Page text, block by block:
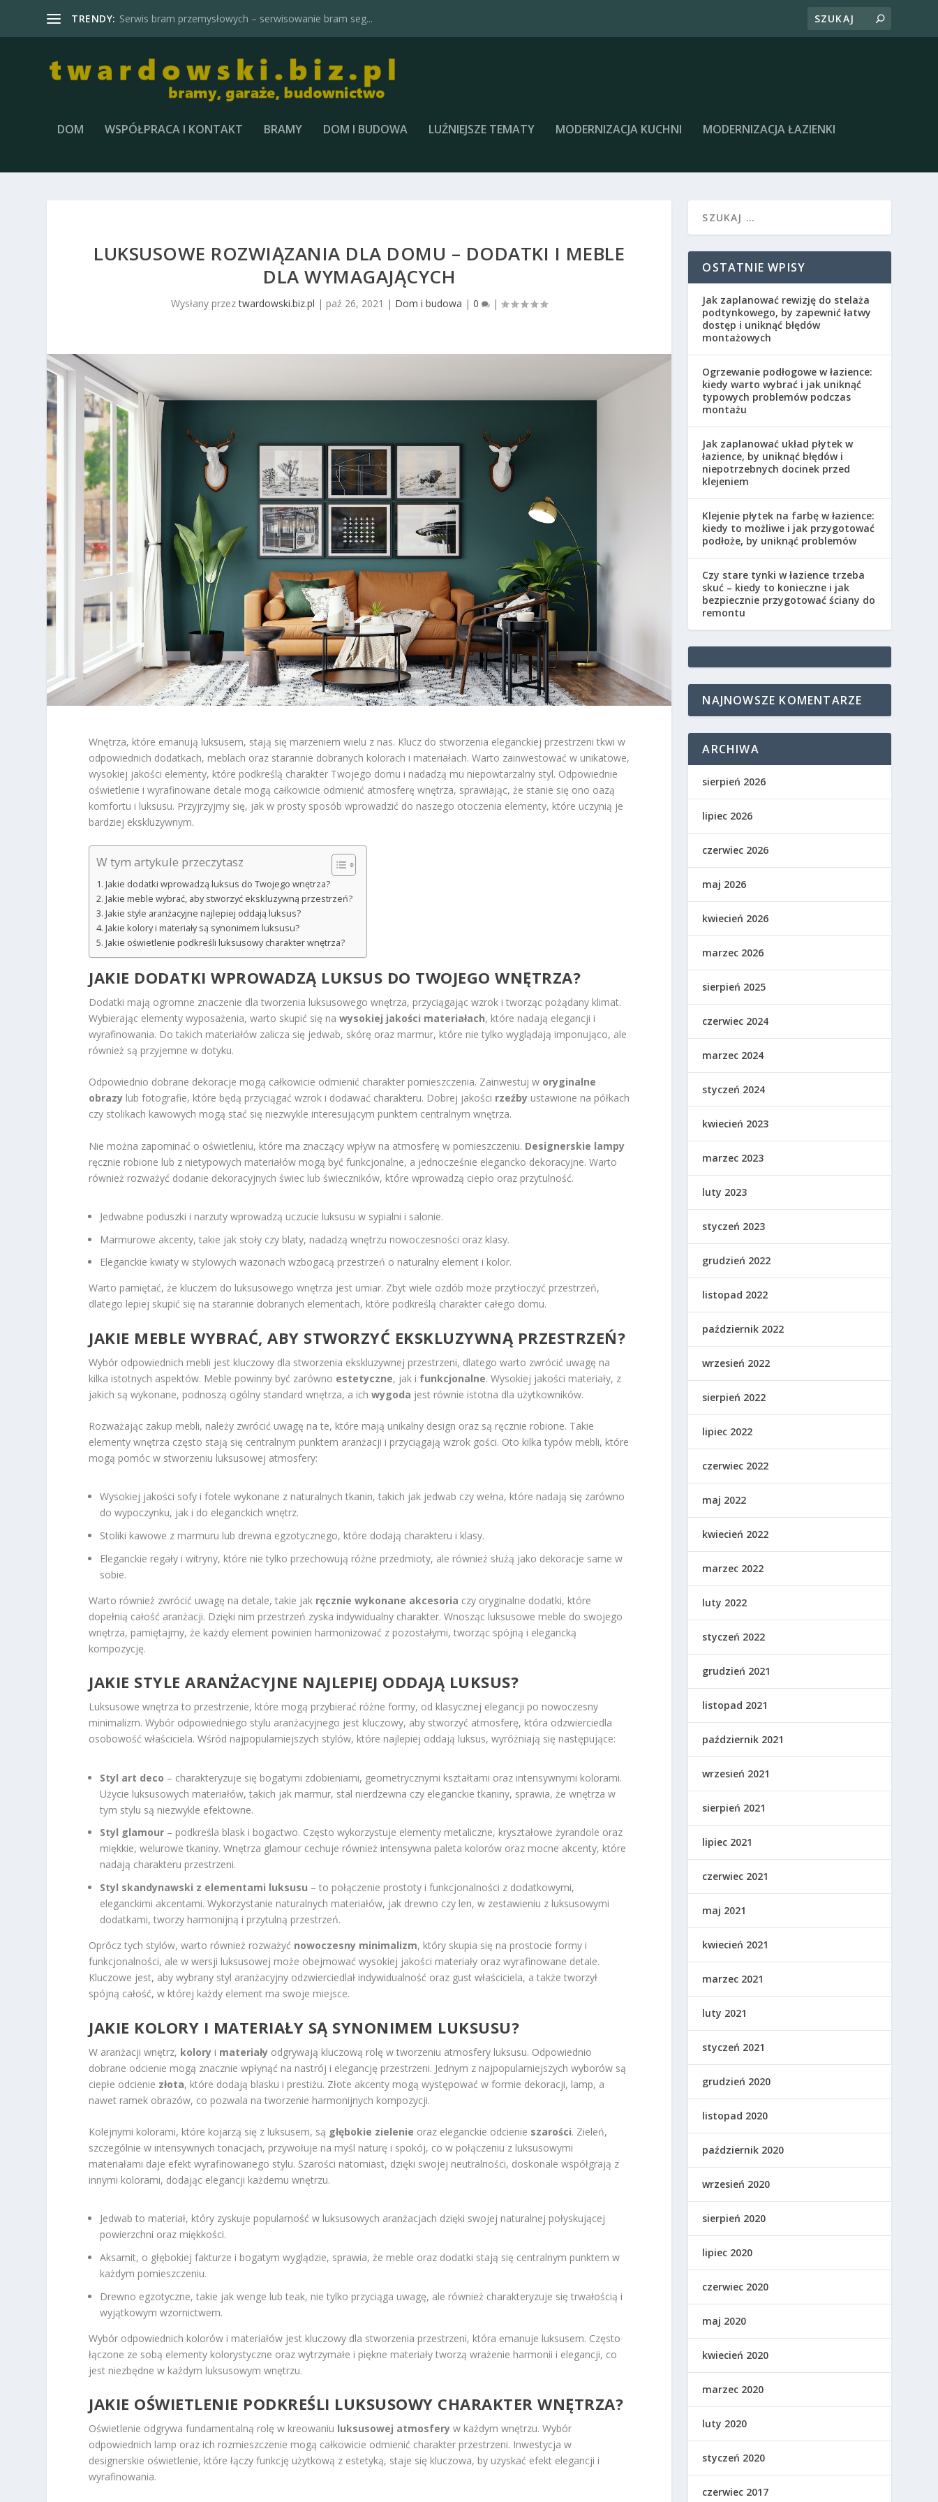
TRENDY: Serwis bram przemysłowych – serwisowanie bram seg...
DOM WSPÓŁPRACA I KONTAKT BRAMY DOM I BUDOWA LUŹNIEJSZE TEMATY MODERNIZACJA KUCHNI MODERNIZACJA ŁAZIENKI
LUKSUSOWE ROZWIĄZANIA DLA DOMU – DODATKI I MEBLE
DLA WYMAGAJĄCYCH
Wysłany przeztwardowski.biz.pl | paź 26, 2021 | Dom i budowa |0 |
Wnętrza, które emanują luksusem, stają się marzeniem wielu z nas. Klucz do stworzenia eleganckiej przestrzeni tkwi w
odpowiednich dodatkach, meblach oraz starannie dobranych kolorach i materiałach. Warto zainwestować w unikatowe,
wysokiej jakości elementy, które podkreślą charakter Twojego domu i nadadzą mu niepowtarzalny styl. Odpowiednie
oświetlenie i wyrafinowane detale mogą całkowicie odmienić atmosferę wnętrza, sprawiając, że stanie się ono oazą
komfortu i luksusu. Przyjrzyjmy się, jak w prosty sposób wprowadzić do naszego otoczenia elementy, które uczynią je
bardziej ekskluzywnym.
W tym artykule przeczytasz
Jakie dodatki wprowadzą luksus do Twojego wnętrza?
Jakie meble wybrać, aby stworzyć ekskluzywną przestrzeń?
Jakie style aranżacyjne najlepiej oddają luksus?
Jakie kolory i materiały są synonimem luksusu?
Jakie oświetlenie podkreśli luksusowy charakter wnętrza?
JAKIE DODATKI WPROWADZĄ LUKSUS DO TWOJEGO WNĘTRZA?
Dodatki mają ogromne znaczenie dla tworzenia luksusowego wnętrza, przyciągając wzrok i tworząc pożądany klimat.
Wybierając elementy wyposażenia, warto skupić się nawysokiej jakości materiałach, które nadają elegancji i
wyrafinowania. Do takich materiałów zalicza się jedwab, skórę oraz marmur, które nie tylko wyglądają imponująco, ale
również są przyjemne w dotyku.
Odpowiednio dobrane dekoracje mogą całkowicie odmienić charakter pomieszczenia. Zainwestuj w oryginalne
obrazy lub fotografie, które będą przyciągać wzrok i dodawać charakteru. Dobrej jakości rzeźby ustawione na półkach
czy stolikach kawowych mogą stać się niezwykle interesującym punktem centralnym wnętrza.
Nie można zapominać o oświetleniu, które ma znaczący wpływ na atmosferę w pomieszczeniu. Designerskie lampy
ręcznie robione lub z nietypowych materiałów mogą być funkcjonalne, a jednocześnie elegancko dekoracyjne. Warto
również rozważyć dodanie dekoracyjnych świec lub świeczników, które wprowadzą ciepło oraz przytulność.
Jedwabne poduszki i narzuty wprowadzą uczucie luksusu w sypialni i salonie.
Marmurowe akcenty, takie jak stoły czy blaty, nadadzą wnętrzu nowoczesności oraz klasy.
Eleganckie kwiaty w stylowych wazonach wzbogacą przestrzeń o naturalny element i kolor.
Warto pamiętać, że kluczem do luksusowego wnętrza jest umiar. Zbyt wiele ozdób może przytłoczyć przestrzeń,
dlatego lepiej skupić się na starannie dobranych elementach, które podkreślą charakter całego domu.
JAKIE MEBLE WYBRAĆ, ABY STWORZYĆ EKSKLUZYWNĄ PRZESTRZEŃ?
Wybór odpowiednich mebli jest kluczowy dla stworzenia ekskluzywnej przestrzeni, dlatego warto zwrócić uwagę na
kilka istotnych aspektów. Meble powinny być zarówno estetyczne, jak i funkcjonalne. Wysokiej jakości materiały, z
jakich są wykonane, podnoszą ogólny standard wnętrza, a ichwygoda jest równie istotna dla użytkowników.
Rozważając zakup mebli, należy zwrócić uwagę na te, które mają unikalny design oraz są ręcznie robione. Takie
elementy wnętrza często stają się centralnym punktem aranżacji i przyciągają wzrok gości. Oto kilka typów mebli, które
mogą pomóc w stworzeniu luksusowej atmosfery:
Wysokiej jakości sofy i fotele wykonane z naturalnych tkanin, takich jak jedwab czy wełna, które nadają się zarówno
do wypoczynku, jak i do eleganckich wnętrz.
Stoliki kawowe z marmuru lub drewna egzotycznego, które dodają charakteru i klasy.
Eleganckie regały i witryny, które nie tylko przechowują różne przedmioty, ale również służą jako dekoracje same w
sobie.
Warto również zwrócić uwagę na detale, takie jak ręcznie wykonane akcesoria czy oryginalne dodatki, które
dopełnią całość aranżacji. Dzięki nim przestrzeń zyska indywidualny charakter. Wnosząc luksusowe meble do swojego
wnętrza, pamiętajmy, że każdy element powinien harmonizować z pozostałymi, tworząc spójną i elegancką
kompozycję.
JAKIE STYLE ARANŻACYJNE NAJLEPIEJ ODDAJĄ LUKSUS?
Luksusowe wnętrza to przestrzenie, które mogą przybierać różne formy, od klasycznej elegancji po nowoczesny
minimalizm. Wybór odpowiedniego stylu aranżacyjnego jest kluczowy, aby stworzyć atmosferę, która odzwierciedla
osobowość właściciela. Wśród najpopularniejszych stylów, które najlepiej oddają luksus, wyróżniają się następujące:
Styl art deco – charakteryzuje się bogatymi zdobieniami, geometrycznymi kształtami oraz intensywnymi kolorami.
Użycie luksusowych materiałów, takich jak marmur, stal nierdzewna czy eleganckie tkaniny, sprawia, że wnętrza w
tym stylu są niezwykle efektowne.
Styl glamour – podkreśla blask i bogactwo. Często wykorzystuje elementy metaliczne, kryształowe żyrandole oraz
miękkie, welurowe tkaniny. Wnętrza glamour cechuje również intensywna paleta kolorów oraz mocne akcenty, które
nadają charakteru przestrzeni.
Styl skandynawski z elementami luksusu – to połączenie prostoty i funkcjonalności z dodatkowymi,
eleganckimi akcentami. Wykorzystanie naturalnych materiałów, jak drewno czy len, w zestawieniu z luksusowymi
dodatkami, tworzy harmonijną i przytulną przestrzeń.
Oprócz tych stylów, warto również rozważyć nowoczesny minimalizm, który skupia się na prostocie formy i
funkcjonalności, ale w wersji luksusowej może obejmować wysokiej jakości materiały oraz wyrafinowane detale.
Kluczowe jest, aby wybrany styl aranżacyjny odzwierciedlał indywidualność oraz gust właściciela, a także tworzył
spójną całość, w której każdy element ma swoje miejsce.
JAKIE KOLORY I MATERIAŁY SĄ SYNONIMEM LUKSUSU?
W aranżacji wnętrz, kolory i materiały odgrywają kluczową rolę w tworzeniu atmosfery luksusu. Odpowiednio
dobrane odcienie mogą znacznie wpłynąć na nastrój i elegancję przestrzeni. Jednym z najpopularniejszych wyborów są
ciepłe odcienie złota, które dodają blasku i prestiżu. Złote akcenty mogą występować w formie dekoracji, lamp, a
nawet ramek obrazów, co pozwala na tworzenie harmonijnych kompozycji.
Kolejnymi kolorami, które kojarzą się z luksusem, są głębokie zielenie oraz eleganckie odcienie szarości. Zieleń,
szczególnie w intensywnych tonacjach, przywołuje na myśl naturę i spokój, co w połączeniu z luksusowymi
materiałami daje efekt wyrafinowanego stylu. Szarości natomiast, dzięki swojej neutralności, doskonale współgrają z
innymi kolorami, dodając elegancji każdemu wnętrzu.
Jedwab to materiał, który zyskuje popularność w luksusowych aranżacjach dzięki swojej naturalnej połyskującej
powierzchni oraz miękkości.
Aksamit, o głębokiej fakturze i bogatym wyglądzie, sprawia, że meble oraz dodatki stają się centralnym punktem w
każdym pomieszczeniu.
Drewno egzotyczne, takie jak wenge lub teak, nie tylko przyciąga uwagę, ale również charakteryzuje się trwałością i
wyjątkowym wzornictwem.
Wybór odpowiednich kolorów i materiałów jest kluczowy dla stworzenia przestrzeni, która emanuje luksusem. Często
łączone ze sobą elementy kolorystyczne oraz wytrzymałe i piękne materiały tworzą wrażenie harmonii i elegancji, co
jest niezbędne w każdym luksusowym wnętrzu.
JAKIE OŚWIETLENIE PODKREŚLI LUKSUSOWY CHARAKTER WNĘTRZA?
Oświetlenie odgrywa fundamentalną rolę w kreowaniu luksusowej atmosfery w każdym wnętrzu. Wybór
odpowiednich lamp oraz ich rozmieszczenie mogą całkowicie odmienić charakter przestrzeni. Inwestycja w
designerskie oświetlenie, które łączy funkcję użytkową z estetyką, staje się kluczowa, by uzyskać efekt elegancji i
wyrafinowania.
OSTATNIE WPISY
Jak zaplanować rewizję do stelaża
podtynkowego, by zapewnić łatwy
dostęp i uniknąć błędów
montażowych
Ogrzewanie podłogowe w łazience:
kiedy warto wybrać i jak uniknąć
typowych problemów podczas
montażu
Jak zaplanować układ płytek w
łazience, by uniknąć błędów i
niepotrzebnych docinek przed
klejeniem
Klejenie płytek na farbę w łazience:
kiedy to możliwe i jak przygotować
podłoże, by uniknąć problemów
Czy stare tynki w łazience trzeba
skuć – kiedy to konieczne i jak
bezpiecznie przygotować ściany do
remontu
NAJNOWSZE KOMENTARZE
ARCHIWA
sierpień 2026
lipiec 2026
czerwiec 2026
maj 2026
kwiecień 2026
marzec 2026
sierpień 2025
czerwiec 2024
marzec 2024
styczeń 2024
kwiecień 2023
marzec 2023
luty 2023
styczeń 2023
grudzień 2022
listopad 2022
październik 2022
wrzesień 2022
sierpień 2022
lipiec 2022
czerwiec 2022
maj 2022
kwiecień 2022
marzec 2022
luty 2022
styczeń 2022
grudzień 2021
listopad 2021
październik 2021
wrzesień 2021
sierpień 2021
lipiec 2021
czerwiec 2021
maj 2021
kwiecień 2021
marzec 2021
luty 2021
styczeń 2021
grudzień 2020
listopad 2020
październik 2020
wrzesień 2020
sierpień 2020
lipiec 2020
czerwiec 2020
maj 2020
kwiecień 2020
marzec 2020
luty 2020
styczeń 2020
czerwiec 2017